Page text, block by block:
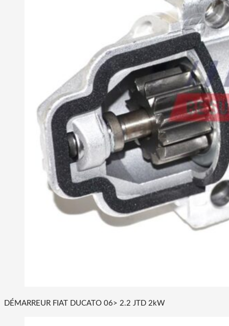
DÉMARREUR FIAT DUCATO 06> 2.2 JTD 2kW